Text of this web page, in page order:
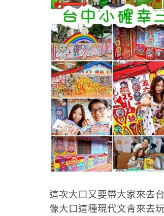
這次大口又要帶大家來去
像大口這種現代文青來去